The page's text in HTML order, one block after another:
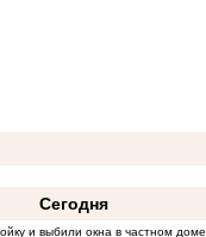
Сегодня
и выбили окна в частном доме